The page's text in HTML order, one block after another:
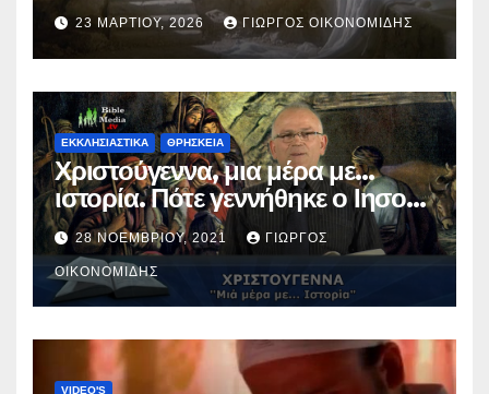
23 ΜΑΡΤΊΟΥ, 2026 ΓΙΏΡΓΟΣ ΟΙΚΟΝΟΜΊΔΗΣ
ΕΚΚΛΗΣΙΑΣΤΙΚΑ ΘΡΗΣΚΕΙΑ
Χριστούγεννα, μια μέρα με…
ιστορία. Πότε γεννήθηκε ο Ιησούς
Χριστός; (Βίντεο).
28 ΝΟΕΜΒΡΊΟΥ, 2021 ΓΙΏΡΓΟΣ
ΟΙΚΟΝΟΜΊΔΗΣ
VIDEO'S